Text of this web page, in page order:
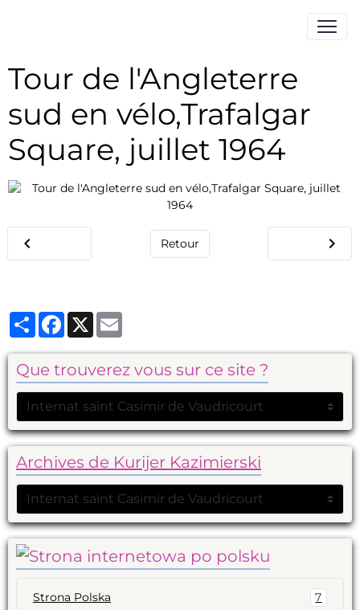
Tour de l'Angleterre
sud en vélo,Trafalgar
Square, juillet 1964
Retour
PartagerFacebook
X
Que trouverez vous sur ce site ?
Archives de Kurijer Kazimierski
Strona Polska 7